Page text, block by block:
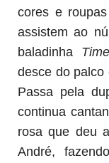
cores e
assistem ao
baladinha
desce do palco
Passa pela
continua
rosa que deu
André,